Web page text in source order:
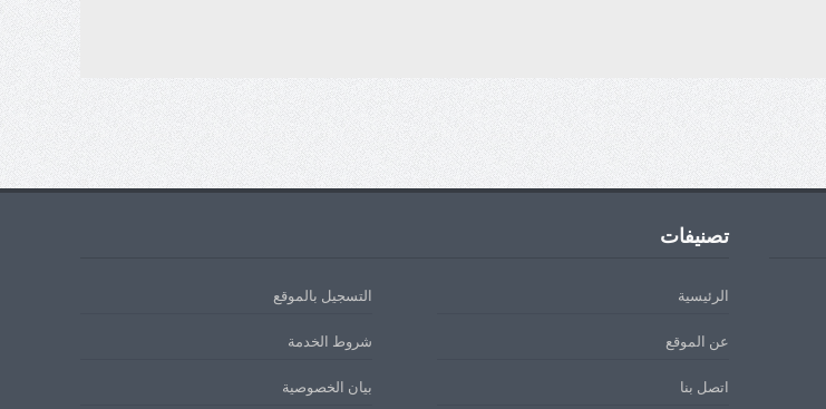
تصنيفات
الرئيسية التسجيل بالموقع
عن الموقع شروط الخدمة
اتصل بنا بيان الخصوصية